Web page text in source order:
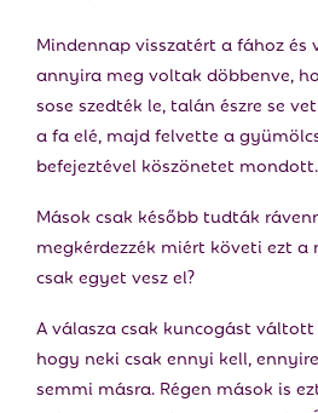
Mindennap visszatért a fához és
annyira meg voltak döbbenve,
sose szedték le, talán észre se
a fa elé, majd felvette a
befejeztével köszönetet mondott.
Mások csak később tudták
megkérdezzék miért követi ezt a
csak egyet vesz el?
A válasza csak kuncogást
hogy neki csak ennyi kell,
semmi másra. Régen mások is